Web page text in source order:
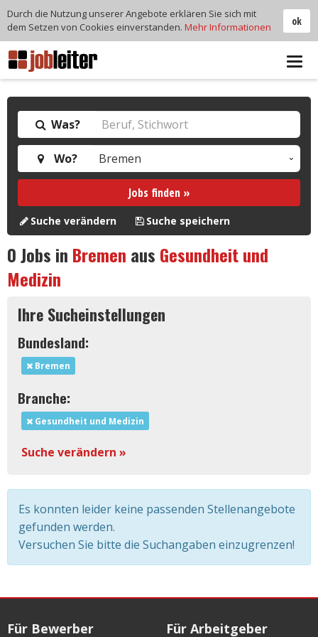
Was?
Wo?
Jobs finden »
Suche verändern Suche speichern
0Jobs in Bremen aus Gesundheit und
Medizin
Ihre Sucheinstellungen
Bundesland:
Bremen
Branche:
Gesundheit und Medizin
Suche verändern »
Es konnten leider keine passenden Stellenangebote
gefunden werden.
Versuchen Sie bitte die Suchangaben einzugrenzen!
Für Bewerber Für Arbeitgeber
ok
Durch die Nutzung unserer Angebote erklären Sie sich mit
dem Setzen von Cookies einverstanden. Mehr Informationen